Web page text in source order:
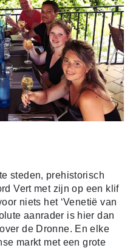
steden, prehistorisch
Vert met zijn op een klif
niets het ‘Venetië van
aanrader is hier dan
de Dronne. En elke
markt met een grote